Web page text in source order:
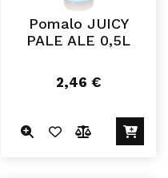
Pomalo JUICY
PALE ALE 0,5L
2,46 €